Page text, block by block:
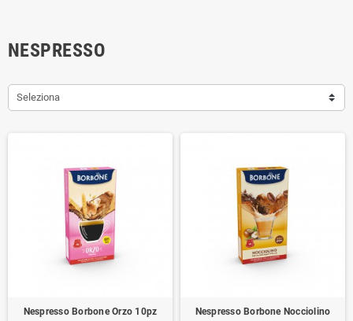
NESPRESSO
Seleziona
Nespresso Borbone Orzo 10pz
Nespresso Borbone Nocciolino